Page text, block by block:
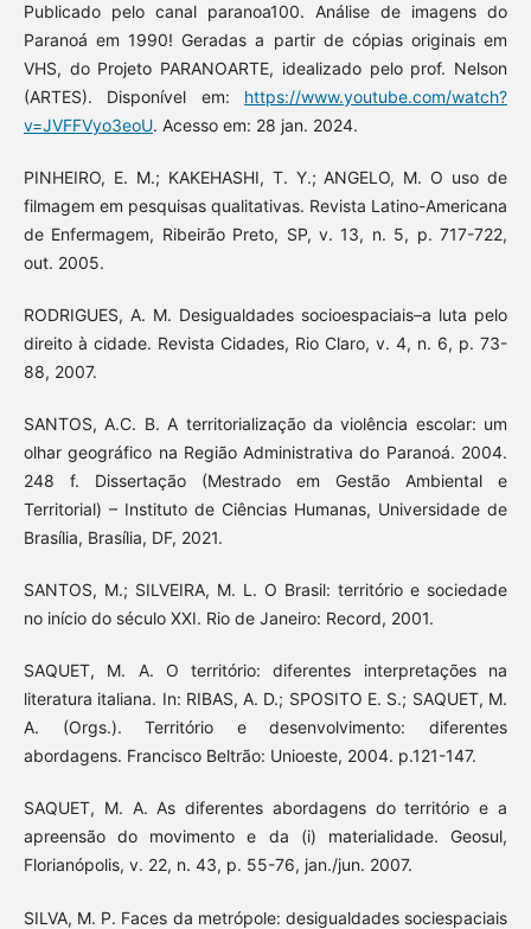
Publicado pelo canal paranoa100. Análise de imagens do
Paranoá em 1990! Geradas a partir de cópias originais em
VHS, do Projeto PARANOARTE, idealizado pelo prof. Nelson
(ARTES). Disponível em: https://www.youtube.com/watch?
v=JVFFVyo3eoU. Acesso em: 28 jan. 2024.
PINHEIRO, E. M.; KAKEHASHI, T. Y.; ANGELO, M. O uso de
filmagem em pesquisas qualitativas. Revista Latino-Americana
de Enfermagem, Ribeirão Preto, SP, v. 13, n. 5, p. 717-722,
out. 2005.
RODRIGUES, A. M. Desigualdades socioespaciais–a luta pelo
direito à cidade. Revista Cidades, Rio Claro, v. 4, n. 6, p. 73-
88, 2007.
SANTOS, A.C. B. A territorialização da violência escolar: um
olhar geográfico na Região Administrativa do Paranoá. 2004.
248 f. Dissertação (Mestrado em Gestão Ambiental e
Territorial) – Instituto de Ciências Humanas, Universidade de
Brasília, Brasília, DF, 2021.
SANTOS, M.; SILVEIRA, M. L. O Brasil: território e sociedade
no início do século XXI. Rio de Janeiro: Record, 2001.
SAQUET, M. A. O território: diferentes interpretações na
literatura italiana. In: RIBAS, A. D.; SPOSITO E. S.; SAQUET, M.
A. (Orgs.). Território e desenvolvimento: diferentes
abordagens. Francisco Beltrão: Unioeste, 2004. p.121-147.
SAQUET, M. A. As diferentes abordagens do território e a
apreensão do movimento e da (i) materialidade. Geosul,
Florianópolis, v. 22, n. 43, p. 55-76, jan./jun. 2007.
SILVA, M. P. Faces da metrópole: desigualdades sociespaciais